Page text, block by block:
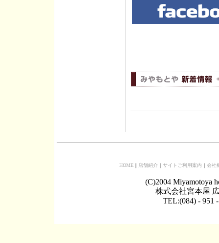
HOME ｜ 店舗紹介 ｜ サイトご利用案内 ｜ 会社
(C)2004 Miyamotoya
株式会社宮本屋
TEL:(084) - 951